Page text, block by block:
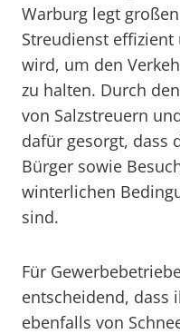
Warburg legt
Streudienst
wird, um den
zu halten. Durch
von Salzstreuern
dafür gesorgt, dass
Bürger sowie
winterlichen
sind.
Für
entscheidend, dass
ebenfalls von